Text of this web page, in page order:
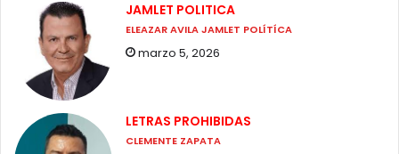
JAMLET POLITICA
ELEAZAR AVILA JAMLET POLÍTÍCA
marzo 5, 2026
LETRAS PROHIBIDAS
CLEMENTE ZAPATA